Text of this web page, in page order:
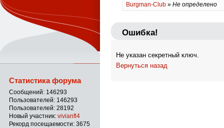
Burgman-Club » Не определено
Ошибка!
Не указан секретный ключ.
Вернуться назад
Статистика форума
Сообщений: 146293
Пользователей: 146293
Пользователей: 28192
Новый участник: vivianfl4
Рекорд посещаемости: 3675